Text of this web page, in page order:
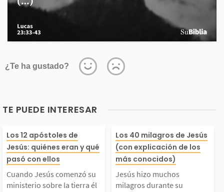
¿Te ha gustado?
TE PUEDE INTERESAR
Jesús comenz
su ministerio sobre l
Los 12 apóstoles de
Jesús: quiénes eran y qué
pasó con ellos
Cuando Jesús comenzó su
ministerio sobre la tierra él
Jesús hizo
agros durante
Los 40 milagros de Jesús
(con explicación de los
más conocidos)
Jesús hizo muchos
milagros durante su